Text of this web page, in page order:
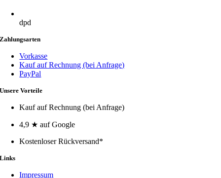
dpd
Zahlungsarten
Vorkasse
Kauf auf Rechnung (bei Anfrage)
PayPal
Unsere Vorteile
Kauf auf Rechnung (bei Anfrage)
4,9 ★ auf Google
Kostenloser Rückversand*
Links
Impressum